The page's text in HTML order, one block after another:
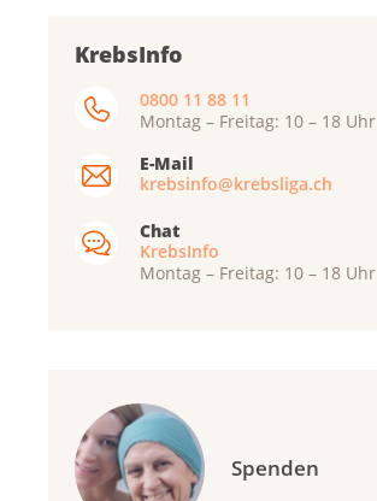
KrebsInfo
0800 11 88 11
Montag – Freitag: 10 – 18 Uhr
E-Mail
krebsinfo@krebsliga.ch
Chat
KrebsInfo
Montag – Freitag: 10 – 18 Uhr
Spenden